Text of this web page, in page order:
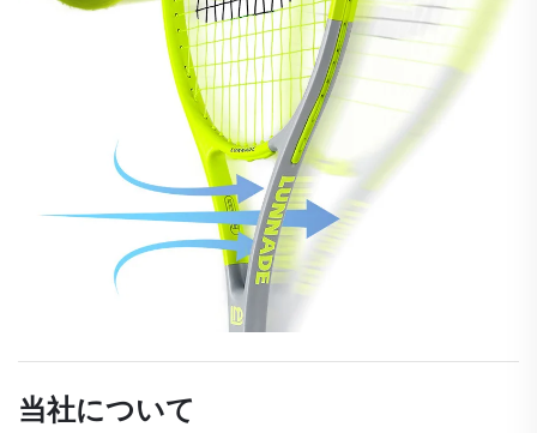
当社について